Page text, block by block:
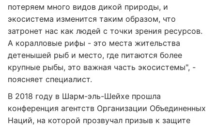
потеряем много видов дикой природы, и
экосистема изменится таким образом, что
затронет нас как людей с точки зрения ресурсов.
А коралловые рифы - это места жительства
детенышей рыб и место, где питаются более
крупные рыбы, это важная часть экосистемы", -
поясняет специалист.
В 2018 году в Шарм-эль-Шейхе прошла
конференция агентств Организации Объединенных
Наций, на которой прозвучал призыв к защите